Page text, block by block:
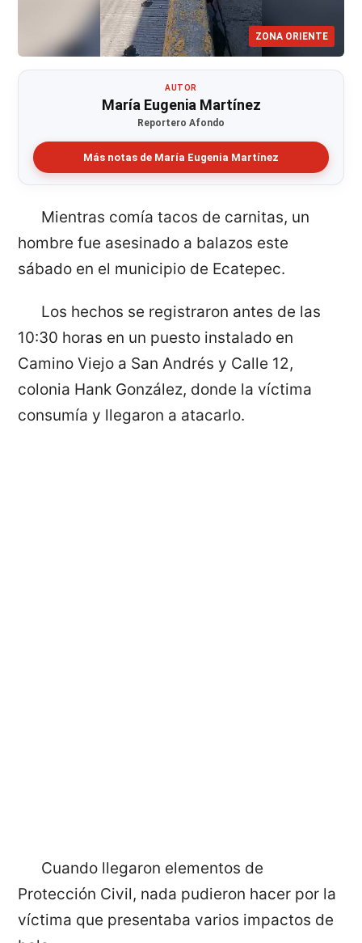
ZONA ORIENTE
AUTOR
María Eugenia Martínez
Reportero Afondo
Más notas de María Eugenia Martínez
Mientras comía tacos de carnitas, un
hombre fue asesinado a balazos este
sábado en el municipio de Ecatepec.
Los hechos se registraron antes de las
10:30 horas en un puesto instalado en
Camino Viejo a San Andrés y Calle 12,
colonia Hank González, donde la víctima
consumía y llegaron a atacarlo.
Cuando llegaron elementos de
Protección Civil, nada pudieron hacer por la
víctima que presentaba varios impactos de